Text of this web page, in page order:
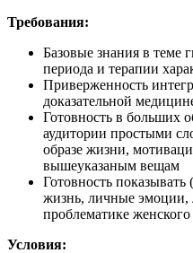
Требования:
Базовые знания в теме
периода и терапии
Приверженность
доказательной
Готовность в больших
аудитории простыми
образе жизни,
вышеуказаным вещам
Готовность
жизнь, личные эмоции,
проблематике женского
Условия: